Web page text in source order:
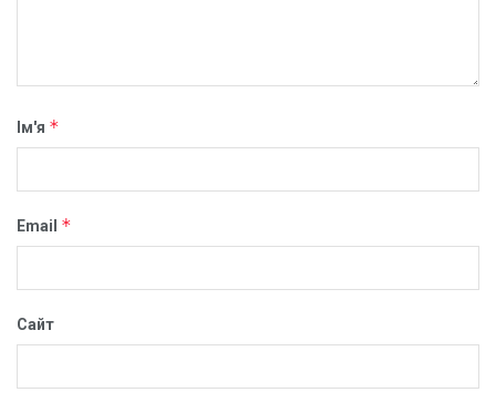
Ім'я *
Email *
Сайт